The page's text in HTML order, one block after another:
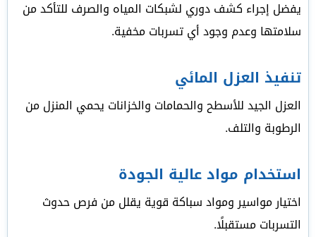
يفضل إجراء كشف دوري لشبكات المياه والصرف للتأكد من
سلامتها وعدم وجود أي تسربات مخفية.
تنفيذ العزل المائي
العزل الجيد للأسطح والحمامات والخزانات يحمي المنزل من
الرطوبة والتلف.
استخدام مواد عالية الجودة
اختيار مواسير ومواد سباكة قوية يقلل من فرص حدوث
التسربات مستقبلًا.